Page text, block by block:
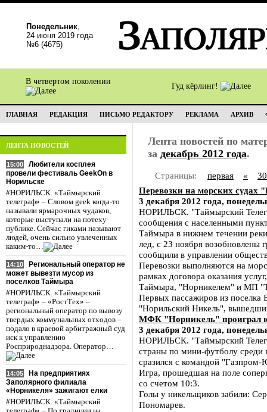
Понедельник,
24 июня 2019 года
№6 (4675)
В четвертом поколении
Гуд кёрлинг!
ГЛАВНАЯ РЕДАКЦИЯ ПИСЬМО РЕДАКТОРУ РЕКЛАМА АРХИВ
ЛЕНТА НОВОСТЕЙ
15:00
Любители косплея
провели фестиваль GeekOn в
Норильске
#НОРИЛЬСК. «Таймырский
телеграф» – Словом geek когда-то
называли ярмарочных чудаков,
которые выступали на потеху
публике. Сейчас гиками называют
людей, очень сильно увлеченных
каким-то…
14:10
Региональный оператор не
может вывезти мусор из
поселков Таймыра
#НОРИЛЬСК. «Таймырский
телеграф» – «РостТех» –
региональный оператор по вывозу
твердых коммунальных отходов –
подало в краевой арбитражный суд
иск к управлению
Росприроднадзора. Оператор…
14:05
На предприятиях
Заполярного филиала
«Норникеля» зажигают елки
#НОРИЛЬСК. «Таймырский
Лента новостей по
за декабрь 2012 года.
Страницы: первая «
30
Перевозки на морских
3 декабря 2012 года,
НОРИЛЬСК. "Таймырский
сообщения с населенными
Таймыра в нижнем течении
лед, с 23 ноября возобновлены
сообщили в управлении
Перевозки выполняются на
рамках договора оказания
Таймыра, "Норникелем" и МП
Первых пассажиров из поселка
"Норильский Никель",
МФК "Норникель" проиграл
3 декабря 2012 года,
НОРИЛЬСК. "Таймырский
страны по мини-футболу
сразился с командой "Газпром-
Игра, прошедшая на поле
со счетом 10:3.
Голы у никельщиков забили:
Пономарев.